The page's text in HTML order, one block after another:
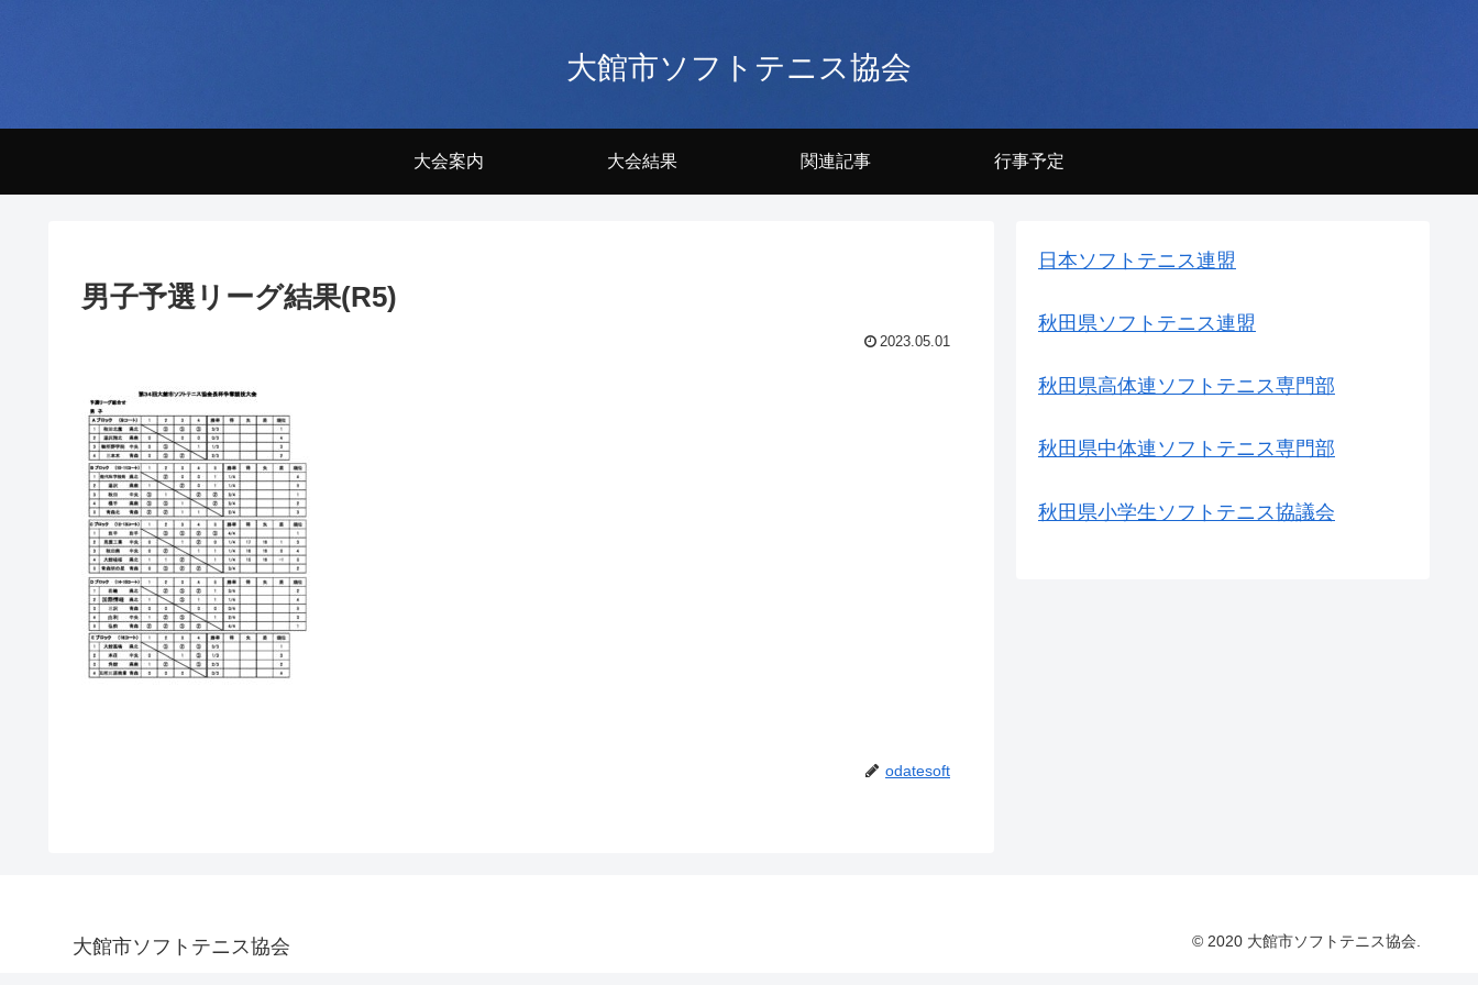
大館市ソフトテニス協会
大会案内 大会結果 関連記事 行事予定
男子予選リーグ結果(R5)
2023.05.01
odatesoft
日本ソフトテニス連盟
秋田県ソフトテニス連盟
秋田県高体連ソフトテニス専門部
秋田県中体連ソフトテニス専門部
秋田県小学生ソフトテニス協議会
大館市ソフトテニス協会 © 2020 大館市ソフトテニス協会.